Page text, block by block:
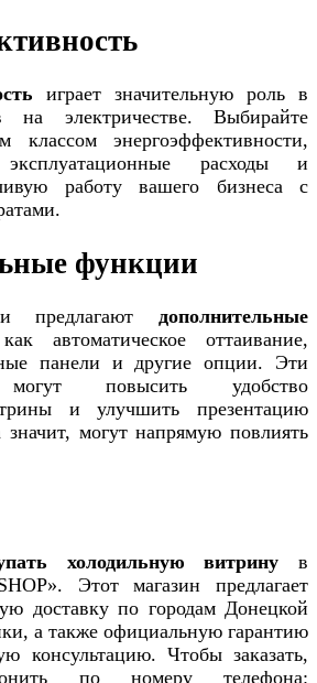
играет значительную роль в
на электричестве. Выбирайте
энергоэффективности,
расходы и
работу вашего бизнеса с
функции
предлагают дополнительные
автоматическое оттаивание,
панели и другие опции. Эти
могут повысить удобство
и улучшить презентацию
значит, могут напрямую повлиять
холодильную витрину в
Этот магазин предлагает
доставку по городам Донецкой
а также официальную гарантию
консультацию. Чтобы заказать,
по номеру телефона: